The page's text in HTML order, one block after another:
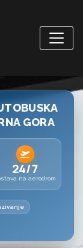
GORA
24/7
na aerodrom